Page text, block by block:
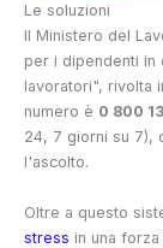
Le soluzioni
Il Ministero del
per i dipendenti in
lavoratori", rivolta
numero è 0 800
24, 7 giorni su 7),
l'ascolto.
Oltre a questo
stress in una